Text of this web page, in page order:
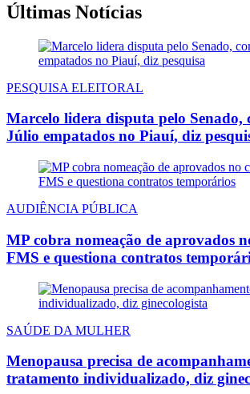
Últimas Notícias
PESQUISA ELEITORAL
Marcelo lidera disputa pelo Senado,
Júlio empatados no Piauí, diz
AUDIÊNCIA PÚBLICA
MP cobra nomeação de aprovados
FMS e questiona contratos
SAÚDE DA MULHER
Menopausa precisa de
tratamento individualizado, diz